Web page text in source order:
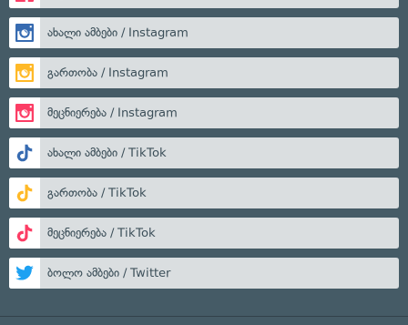
ახალი ამბები / Instagram
გართობა / Instagram
მეცნიერება / Instagram
ახალი ამბები / TikTok
გართობა / TikTok
მეცნიერება / TikTok
ბოლო ამბები / Twitter